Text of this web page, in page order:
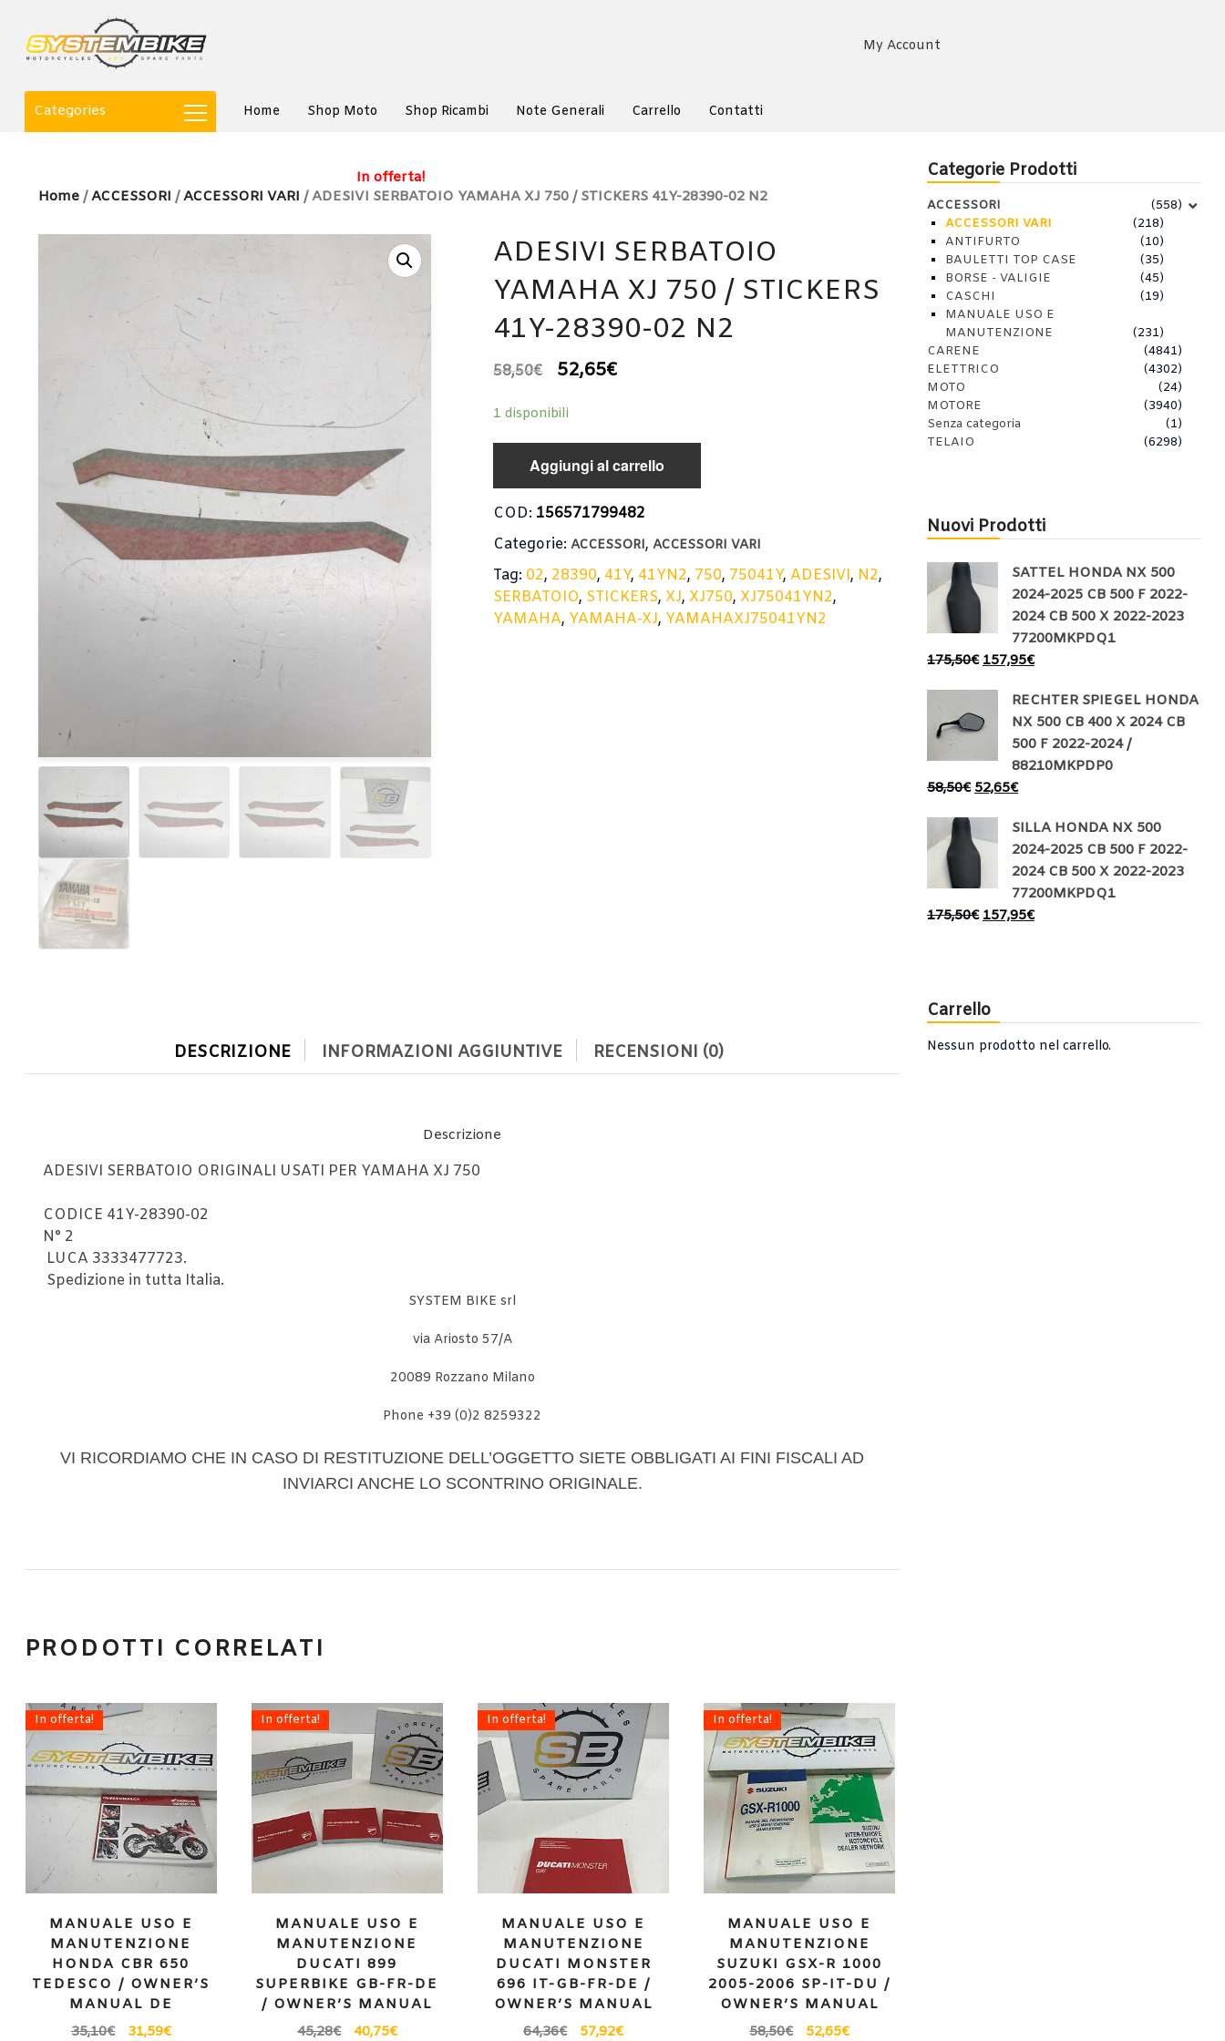
My Account
Categories Home Shop Moto Shop Ricambi Note Generali Carrello Contatti
Home /ACCESSORI /ACCESSORI VARI / ADESIVI SERBATOIO YAMAHA XJ 750 / STICKERS 41Y-28390-02 N2
In offerta!
ADESIVI SERBATOIO
YAMAHA XJ 750 / STICKERS
41Y-28390-02 N2
58,50€ 52,65€
1 disponibili
Aggiungi al carrello
COD: 156571799482
Categorie:ACCESSORI,ACCESSORI VARI
Tag: 02, 28390, 41Y, 41YN2, 750, 75041Y,ADESIVI, N2,
SERBATOIO, STICKERS, XJ, XJ750, XJ75041YN2,
YAMAHA, YAMAHA-XJ, YAMAHAXJ75041YN2
DESCRIZIONE INFORMAZIONI AGGIUNTIVE RECENSIONI (0)
Descrizione
ADESIVI SERBATOIO ORIGINALI USATI PER YAMAHA XJ 750
CODICE 41Y-28390-02
N° 2
LUCA 3333477723.
Spedizione in tutta Italia.
SYSTEM BIKE srl
via Ariosto 57/A
20089 Rozzano Milano
Phone +39 (0)2 8259322
VI RICORDIAMO CHE IN CASO DI RESTITUZIONE DELL’OGGETTO SIETE OBBLIGATI AI FINI FISCALI AD
INVIARCI ANCHE LO SCONTRINO ORIGINALE.
PRODOTTI CORRELATI
In offerta!
MANUALE USO E
MANUTENZIONE
HONDA CBR 650
TEDESCO / OWNER’S
MANUAL DE
35,10€ 31,59€
In offerta!
MANUALE USO E
MANUTENZIONE
DUCATI 899
SUPERBIKE GB-FR-DE
/ OWNER’S MANUAL
45,28€ 40,75€
In offerta!
MANUALE USO E
MANUTENZIONE
DUCATI MONSTER
696 IT-GB-FR-DE /
OWNER’S MANUAL
64,36€ 57,92€
In offerta!
MANUALE USO E
MANUTENZIONE
SUZUKI GSX-R 1000
2005-2006 SP-IT-DU /
OWNER’S MANUAL
58,50€ 52,65€
Categorie Prodotti
ACCESSORI
(558)
ACCESSORI VARI
(218)
ANTIFURTO
(10)
BAULETTI TOP CASE
(35)
BORSE - VALIGIE
(45)
CASCHI
(19)
MANUALE USO E
MANUTENZIONE
(231)
CARENE
(4841)
ELETTRICO
(4302)
MOTO
(24)
MOTORE
(3940)
Senza categoria
(1)
TELAIO
(6298)
Nuovi Prodotti
SATTEL HONDA NX 500
2024-2025 CB 500 F 2022-
2024 CB 500 X 2022-2023
77200MKPDQ1
175,50€ 157,95€
RECHTER SPIEGEL HONDA
NX 500 CB 400 X 2024 CB
500 F 2022-2024 /
88210MKPDP0
58,50€ 52,65€
SILLA HONDA NX 500
2024-2025 CB 500 F 2022-
2024 CB 500 X 2022-2023
77200MKPDQ1
175,50€ 157,95€
Carrello
Nessun prodotto nel carrello.